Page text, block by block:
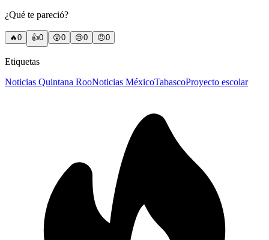
¿Qué te pareció?
🔥0 👍0 😲0 😢0 😠0
Etiquetas
Noticias Quintana RooNoticias MéxicoTabascoProyecto escolar